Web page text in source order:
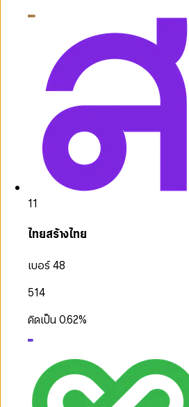
11
ไทยสร้างไทย
เบอร์ 48
514
คิดเป็น0.62%